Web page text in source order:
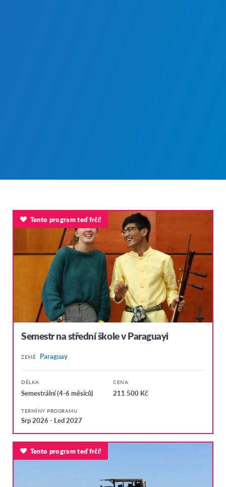
Semestr na střední škole v Paraguayi
ZEMĚ Paraguay
DÉLKA
Semestrální (4-6 měsíců)
CENA
211 500 Kč
TERMÍNY PROGRAMU
Srp 2026 - Led 2027
Tento program teď frčí!
Tento program teď frčí!